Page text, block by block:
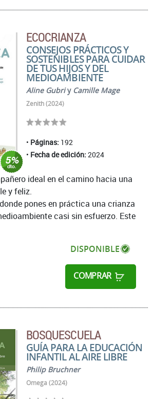
ECOCRIANZA
CONSEJOS PRÁCTICOS Y
SOSTENIBLES PARA CUIDAR
DE TUS HIJOS Y DEL
MEDIOAMBIENTE
Aline Gubriy Camille Mage
Zenith (2024)
Páginas: 192
Fecha de edición: 2024
DISPONIBLE
COMPRAR
ideal en el camino hacia una
y feliz.
pones en práctica una crianza
casi sin esfuerzo. Este
BOSQUESCUELA
GUÍA PARA LA EDUCACIÓN
INFANTIL AL AIRE LIBRE
Philip Bruchner
Omega (2024)